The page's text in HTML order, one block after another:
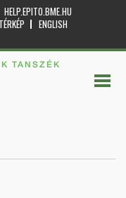
HELP.EPITO.BME.HU
TÉRKÉP
ENGLISH
TANSZÉK